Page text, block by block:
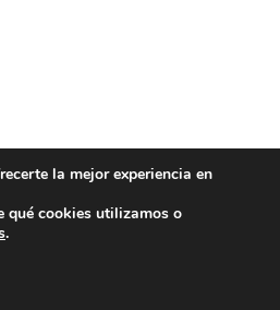
la mejor experiencia en
qué cookies utilizamos o
.